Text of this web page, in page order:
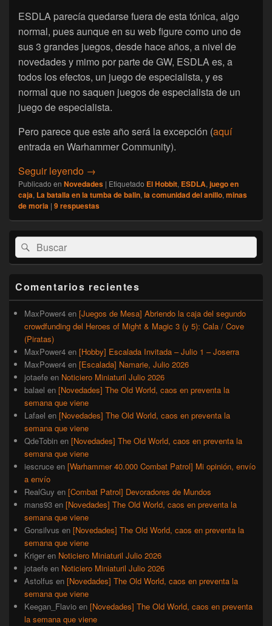
ESDLA parecía quedarse fuera de esta tónica, algo
normal, pues aunque en su web figure como uno de
sus 3 grandes juegos, desde hace años, a nivel de
novedades y mimo por parte de GW, ESDLA es, a
todos los efectos, un juego de especialista, y es
normal que no saquen juegos de especialista de un
juego de especialista.
Pero parece que este año será la excepción (aquí
entrada en Warhammer Community).
Seguir leyendo [ESDLA] Batalla en la Tumba de Balin,
→
Publicado en Novedades | Etiquetado El Hobbit, ESDLA, juego en
caja, La batalla en la tumba de balin, la comunidad del anillo, minas
de moria | 9respuestas
El
área
de
lateral
primaria
Buscar
por:
Buscar
Comentarios recientes
MaxPower4 en [Juegos de Mesa] Abriendo la caja del segundo
crowdfunding del Heroes of Might & Magic 3 (y 5): Cala / Cove
(Piratas)
MaxPower4 en [Hobby] Escalada Invitada – Julio 1 – Joserra
MaxPower4 en [Escalada] Namarie, Julio 2026
jotaefe en Noticiero Miniaturil Julio 2026
balael en [Novedades] The Old World, caos en preventa la
semana que viene
Lafael en [Novedades] The Old World, caos en preventa la
semana que viene
QdeTobin en [Novedades] The Old World, caos en preventa la
semana que viene
iescruce en [Warhammer 40.000 Combat Patrol] Mi opinión, envío
a envío
RealGuy en [Combat Patrol] Devoradores de Mundos
mans93 en [Novedades] The Old World, caos en preventa la
semana que viene
Gonsilvus en [Novedades] The Old World, caos en preventa la
semana que viene
Kriger en Noticiero Miniaturil Julio 2026
jotaefe en Noticiero Miniaturil Julio 2026
Astolfus en [Novedades] The Old World, caos en preventa la
semana que viene
Keegan_Flavio en [Novedades] The Old World, caos en preventa
la semana que viene